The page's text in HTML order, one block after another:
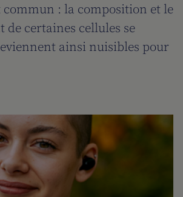
: la composition et le
de certaines cellules se
ainsi nuisibles pour